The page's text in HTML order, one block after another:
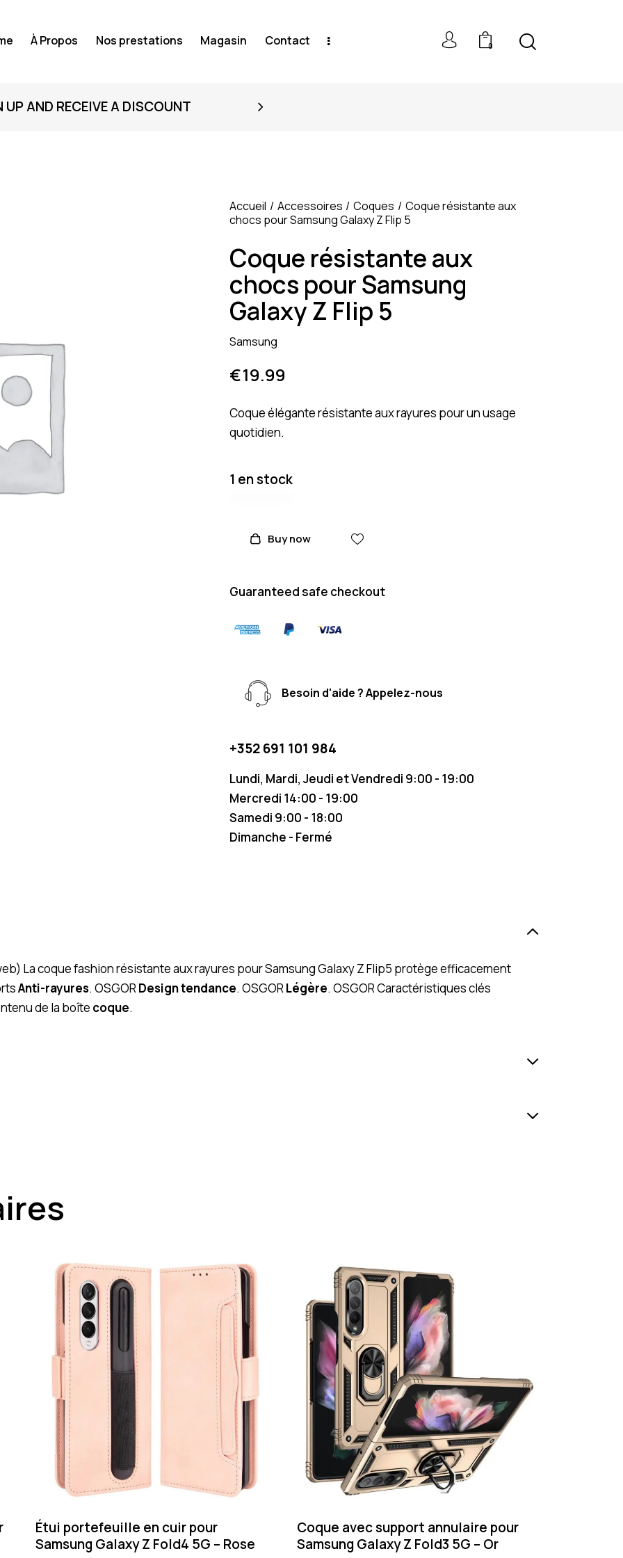
À Propos Nos prestations Magasin Contact 0
UP AND RECEIVE A DISCOUNT
Accueil Accessoires Coques
Coque résistante aux
chocs pour Samsung Galaxy Z Flip 5
Coque résistante aux
chocs pour Samsung
Galaxy Z Flip 5
Samsung
€19.99
Coque élégante résistante aux rayures pour un usage
quotidien.
1 en stock
Buy now
Guaranteed safe checkout
Besoin d'aide ? Appelez-nous
+352 691 101 984
Lundi, Mardi, Jeudi et Vendredi 9:00 - 19:00
Mercredi 14:00 - 19:00
Samedi 9:00 - 18:00
Dimanche - Fermé
La coque fashion résistante aux rayures pour Samsung Galaxy Z Flip5 protège efficacement
Anti-rayures. OSGORDesign tendance. OSGORLégère. OSGOR Caractéristiques clés
de la boîte coque.
Étui portefeuille en cuir pour
Samsung Galaxy Z Fold4 5G – Rose
Coque avec support annulaire pour
Samsung Galaxy Z Fold3 5G – Or